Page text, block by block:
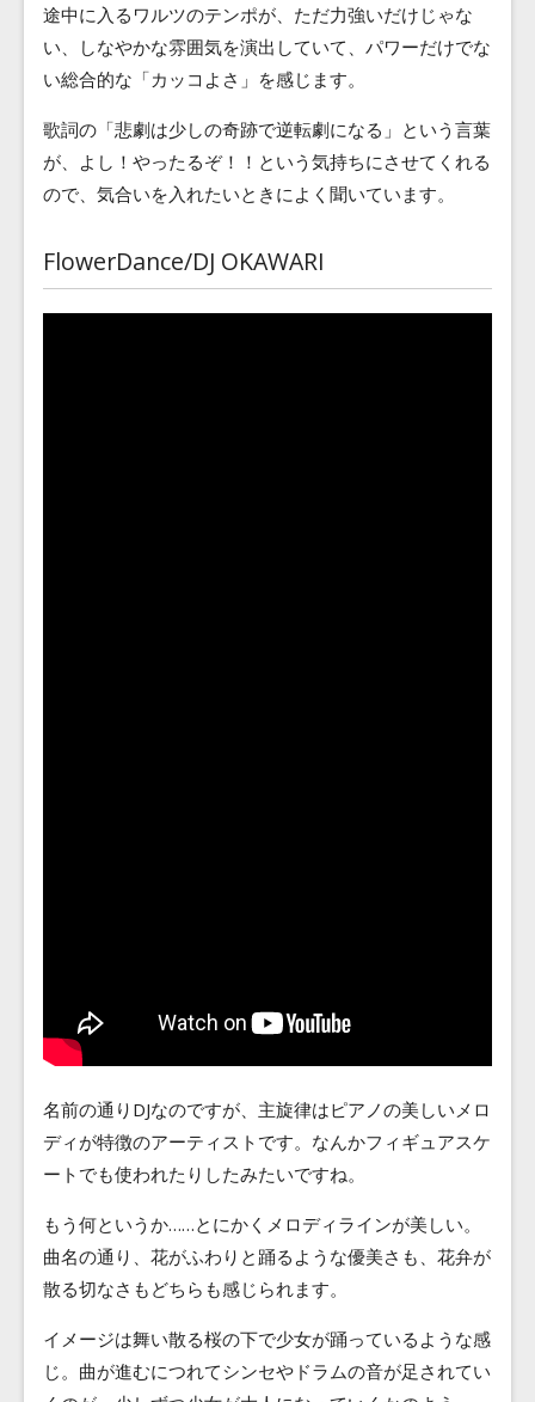
途中に入るワルツのテンポが、ただ力強いだけじゃな
い、しなやかな雰囲気を演出していて、パワーだけでな
い総合的な「カッコよさ」を感じます。
歌詞の「悲劇は少しの奇跡で逆転劇になる」という言葉
が、よし！やったるぞ！！という気持ちにさせてくれる
ので、気合いを入れたいときによく聞いています。
FlowerDance/DJ OKAWARI
名前の通りDJなのですが、主旋律はピアノの美しいメロ
ディが特徴のアーティストです。なんかフィギュアスケ
ートでも使われたりしたみたいですね。
もう何というか……とにかくメロディラインが美しい。
曲名の通り、花がふわりと踊るような優美さも、花弁が
散る切なさもどちらも感じられます。
イメージは舞い散る桜の下で少女が踊っているような感
じ。曲が進むにつれてシンセやドラムの音が足されてい